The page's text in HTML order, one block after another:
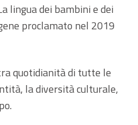
lingua dei bambini e dei
proclamato nel 2019
quotidianità di tutte le
la diversità culturale,